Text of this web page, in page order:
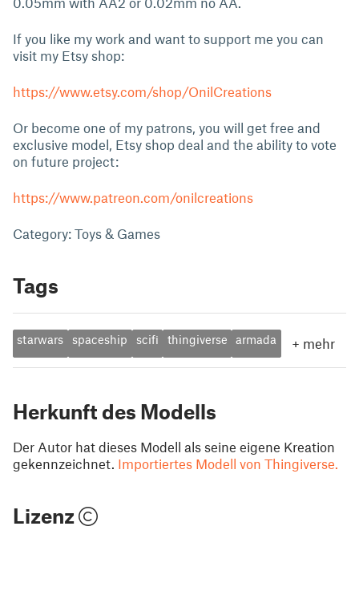
If you like my work and want to support me you can
visit my Etsy shop:
https://www.etsy.com/shop/OnilCreations
Or become one of my patrons, you will get free and
exclusive model, Etsy shop deal and the ability to vote
on future project:
https://www.patreon.com/onilcreations
Category: Toys & Games
Tags
starwars spaceship scifi thingiverse armada + mehr
Herkunft des Modells
Der Autor hat dieses Modell als seine eigene Kreation
gekennzeichnet. Importiertes Modell von Thingiverse.
Lizenz